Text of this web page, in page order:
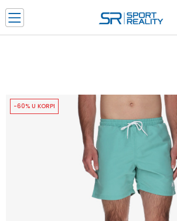
SAZNAJTE VIŠE
CLICK & COLLECT Platite karticom online i
izboru
SAZNAJTE VIŠE
-60% U KORPI